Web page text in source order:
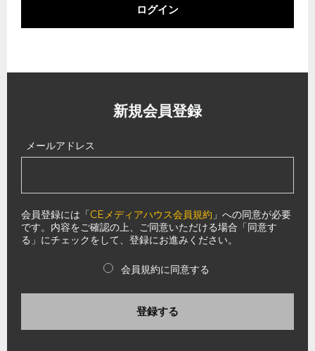
ログイン
新規会員登録
メールアドレス
会員登録には「CEメディアハウス会員規約 」への同意が必要
です。内容をご確認の上、ご同意いただける場合「同意す
る」にチェックをして、登録にお進みください。
会員規約に同意する
登録する